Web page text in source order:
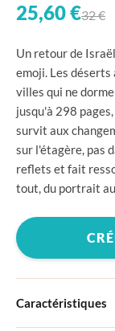
25,60 €32 €
Un retour de
emoji. Les déserts
villes qui ne
jusqu'à 298
survit aux
sur l'étagère, pas
reflets et fait
tout, du portrait
Caractéristiques